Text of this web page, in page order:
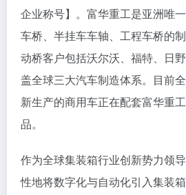
企业称号】。富华重工是亚洲唯
车桥、半挂车车轴、工程车桥的
动桥客户包括沃尔沃、福特、日
盖全球三大汽车制造体系。目前
新生产的商用车正在配套富华重
品。
作为全球集装箱行业创新势力领
性地将数字化与自动化引入集装